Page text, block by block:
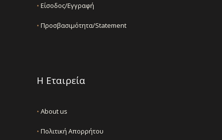
• Είσοδος/Εγγραφή
• Προσβασιμότητα/Statement
Η Εταιρεία
• About us
• Πολιτική Απορρήτου